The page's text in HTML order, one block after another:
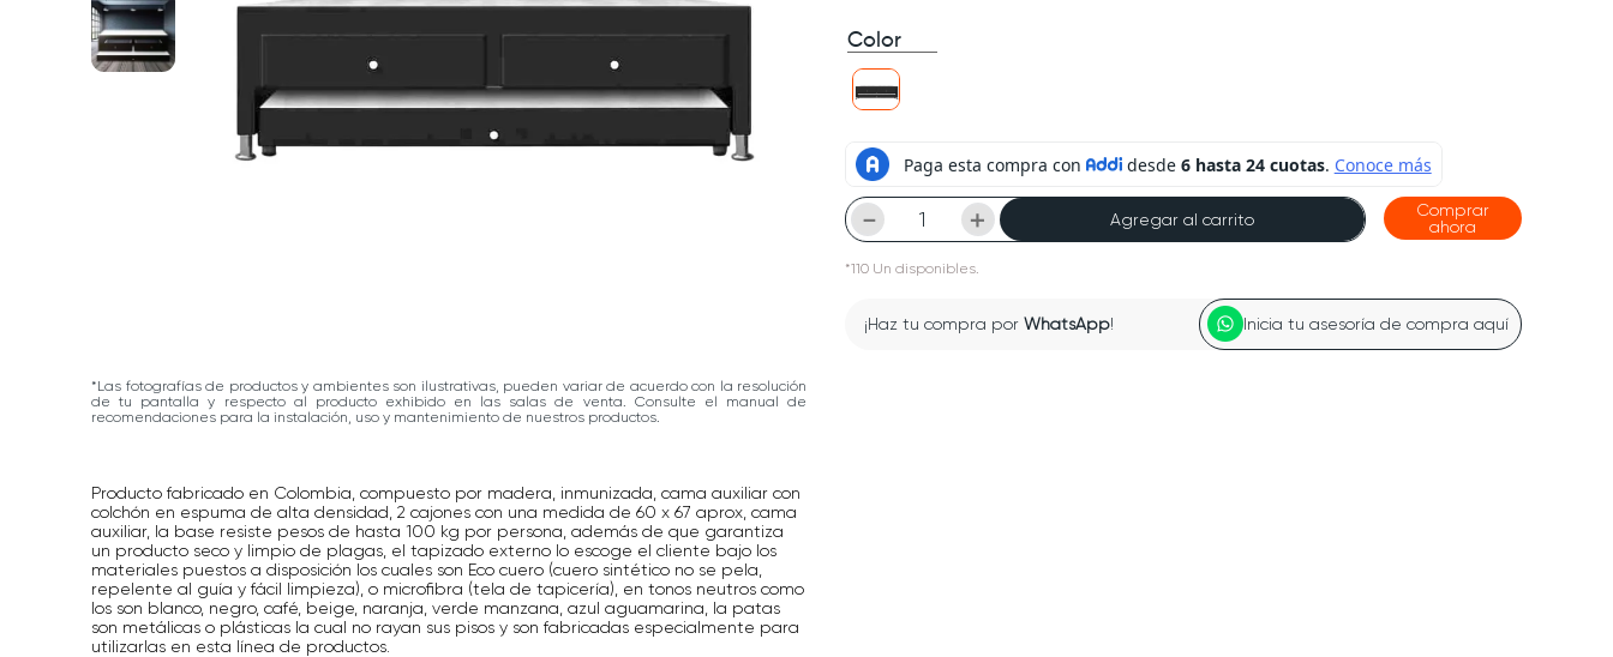
*Las fotografías de productos y ambientes son ilustrativas, pueden variar de acuerdo con la resolución
de tu pantalla y respecto al producto exhibido en las salas de venta. Consulte el manual de
recomendaciones para la instalación, uso y mantenimiento de nuestros productos.
Producto fabricado en Colombia, compuesto por madera, inmunizada, cama auxiliar con
colchón en espuma de alta densidad, 2 cajones con una medida de 60 x 67 aprox, cama
auxiliar, la base resiste pesos de hasta 100 kg por persona, además de que garantiza
un producto seco y limpio de plagas, el tapizado externo lo escoge el cliente bajo los
materiales puestos a disposición los cuales son Eco cuero (cuero sintético no se pela,
repelente al guía y fácil limpieza), o microfibra (tela de tapicería), en tonos neutros como
los son blanco, negro, café, beige, naranja, verde manzana, azul aguamarina, la patas
son metálicas o plásticas la cual no rayan sus pisos y son fabricadas especialmente para
utilizarlas en esta línea de productos.
Color
＋
－ Agregar al carrito
*110 Un disponibles.
Comprar
ahora
¡Haz tu compra por WhatsApp! Inicia tu asesoría de compra aquí